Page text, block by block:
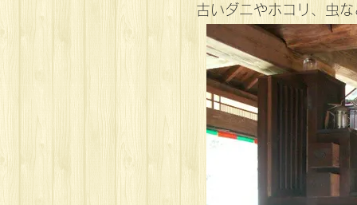
古いダニやホコリ、虫